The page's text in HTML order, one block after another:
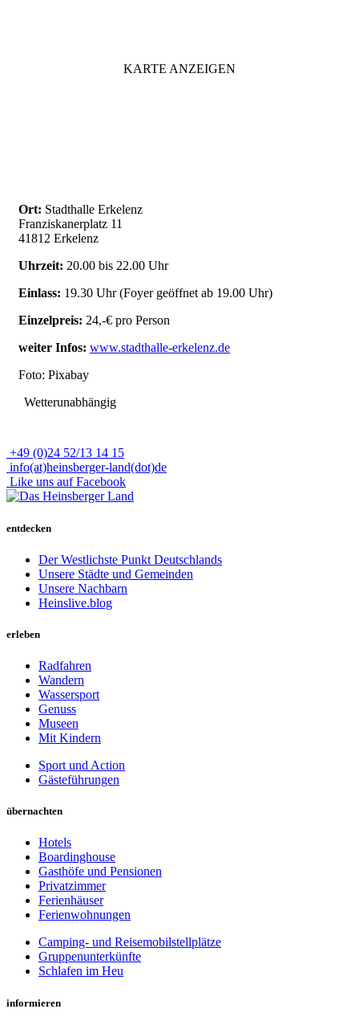
KARTE ANZEIGEN
Ort: Stadthalle Erkelenz
Franziskanerplatz 11
41812 Erkelenz
Uhrzeit: 20.00 bis 22.00 Uhr
Einlass: 19.30 Uhr (Foyer geöffnet ab 19.00 Uhr)
Einzelpreis: 24,-€ pro Person
weiter Infos: www.stadthalle-erkelenz.de
Foto: Pixabay
Wetterunabhängig
+49 (0)24 52/13 14 15
info(at)heinsberger-land(dot)de
Like uns auf Facebook
entdecken
Der Westlichste Punkt Deutschlands
Unsere Städte und Gemeinden
Unsere Nachbarn
Heinslive.blog
erleben
Radfahren
Wandern
Wassersport
Genuss
Museen
Mit Kindern
Sport und Action
Gästeführungen
übernachten
Hotels
Boardinghouse
Gasthöfe und Pensionen
Privatzimmer
Ferienhäuser
Ferienwohnungen
Camping- und Reisemobilstellplätze
Gruppenunterkünfte
Schlafen im Heu
informieren